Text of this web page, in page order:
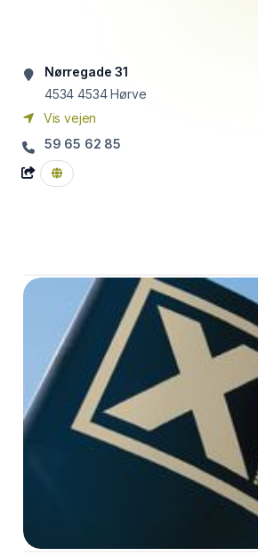
Nørregade 31
4534 4534 Hørve
Vis vejen
59 65 62 85